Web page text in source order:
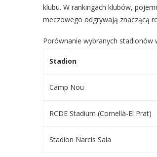
klubu. W rankingach klubów,
meczowego odgrywają znaczącą
Porównanie wybranych stadionów
Stadion
Camp Nou
RCDE Stadium (Cornellà-El Prat)
Stadion Narcís Sala